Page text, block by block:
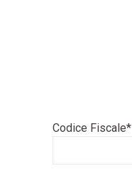
Codice Fiscale*